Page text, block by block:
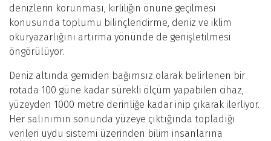
denizlerin korunması, kirliliğin önüne geçilmesi
konusunda toplumu bilinçlendirme, deniz ve iklim
okuryazarlığını artırma yönünde de genişletilmesi
öngörülüyor.
Deniz altında gemiden bağımsız olarak belirlenen bir
rotada 100 güne kadar sürekli ölçüm yapabilen cihaz,
yüzeyden 1000 metre derinliğe kadar inip çıkarak ilerliyor.
Her salınımın sonunda yüzeye çıktığında topladığı
verileri uydu sistemi üzerinden bilim insanlarına